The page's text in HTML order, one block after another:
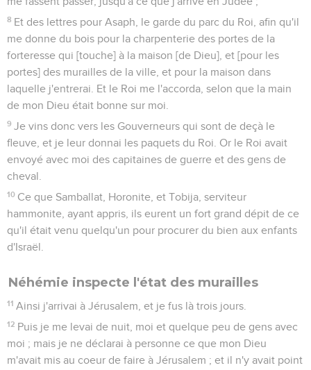
8 Et des lettres pour Asaph, le garde du parc du Roi, afin qu'il
me donne du bois pour la charpenterie des portes de la
forteresse qui [touche] à la maison [de Dieu], et [pour les
portes] des murailles de la ville, et pour la maison dans
laquelle j'entrerai. Et le Roi me l'accorda, selon que la main
de mon Dieu était bonne sur moi.
9 Je vins donc vers les Gouverneurs qui sont de deçà le
fleuve, et je leur donnai les paquets du Roi. Or le Roi avait
envoyé avec moi des capitaines de guerre et des gens de
cheval.
10 Ce que Samballat, Horonite, et Tobija, serviteur
hammonite, ayant appris, ils eurent un fort grand dépit de ce
qu'il était venu quelqu'un pour procurer du bien aux enfants
d'Israël.
Néhémie inspecte l'état des murailles
11 Ainsi j'arrivai à Jérusalem, et je fus là trois jours.
12 Puis je me levai de nuit, moi et quelque peu de gens avec
moi ; mais je ne déclarai à personne ce que mon Dieu
m'avait mis au coeur de faire à Jérusalem ; et il n'y avait point